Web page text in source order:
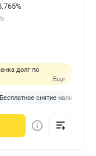
долг по
Еще
Бесплатное снятие наличных